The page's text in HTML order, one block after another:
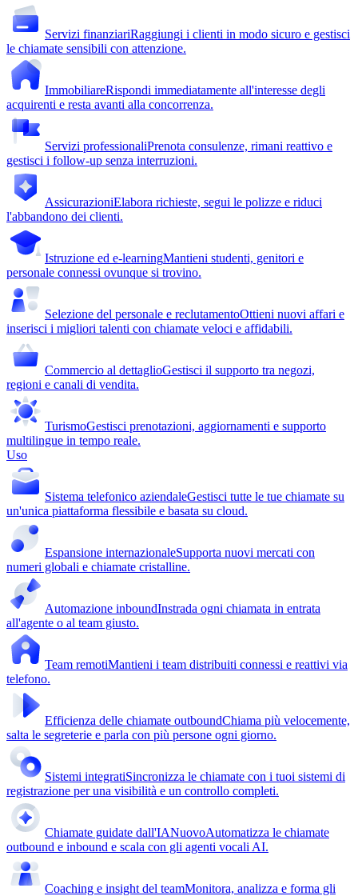
Servizi finanziariRaggiungi i clienti in modo sicuro e gestisci
le chiamate sensibili con attenzione.
ImmobiliareRispondi immediatamente all'interesse degli
acquirenti e resta avanti alla concorrenza.
Servizi professionaliPrenota consulenze, rimani reattivo e
gestisci i follow-up senza interruzioni.
AssicurazioniElabora richieste, segui le polizze e riduci
l'abbandono dei clienti.
Istruzione ed e-learningMantieni studenti, genitori e
personale connessi ovunque si trovino.
Selezione del personale e reclutamentoOttieni nuovi affari e
inserisci i migliori talenti con chiamate veloci e affidabili.
Commercio al dettaglioGestisci il supporto tra negozi,
regioni e canali di vendita.
TurismoGestisci prenotazioni, aggiornamenti e supporto
multilingue in tempo reale.
Uso
Sistema telefonico aziendaleGestisci tutte le tue chiamate su
un'unica piattaforma flessibile e basata su cloud.
Espansione internazionaleSupporta nuovi mercati con
numeri globali e chiamate cristalline.
Automazione inboundInstrada ogni chiamata in entrata
all'agente o al team giusto.
Team remotiMantieni i team distribuiti connessi e reattivi via
telefono.
Efficienza delle chiamate outboundChiama più velocemente,
salta le segreterie e parla con più persone ogni giorno.
Sistemi integratiSincronizza le chiamate con i tuoi sistemi di
registrazione per una visibilità e un controllo completi.
Chiamate guidate dall'IANuovoAutomatizza le chiamate
outbound e inbound e scala con gli agenti vocali AI.
Coaching e insight del teamMonitora, analizza e forma gli